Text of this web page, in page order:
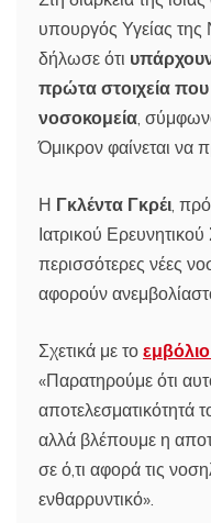
υπουργός Υγείας της
δήλωσε ότι υπάρχουν
πρώτα στοιχεία
νοσοκομεία ,
Όμικρον φαίνεται να
Η Γκλέντα Γκρέι ,
Ιατρικού
περισσότερες νέες
αφορούν
Σχετικά με το
«Παρατηρούμε ότι
αποτελεσματικότητά
αλλά βλέπουμε η
σε ό,τι αφορά τις
ενθαρρυντικό».